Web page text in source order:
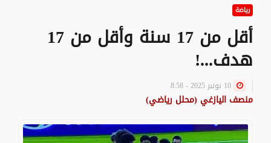
رياضة
أقل من 17 سنة وأقل من 17
هدف...!
منصف اليازغي (محلل رياضي)